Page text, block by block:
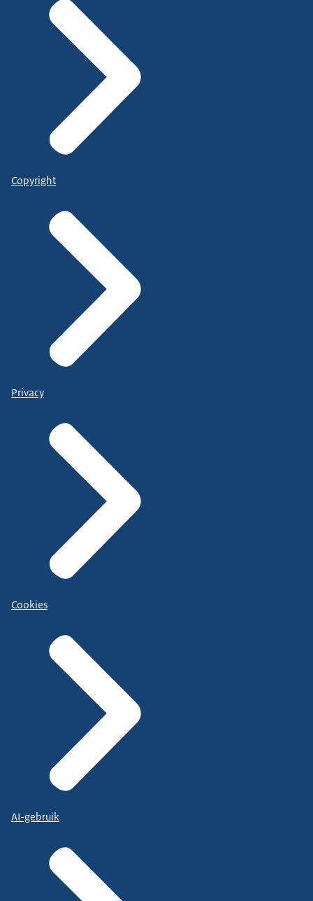
Copyright
Privacy
Cookies
AI-gebruik